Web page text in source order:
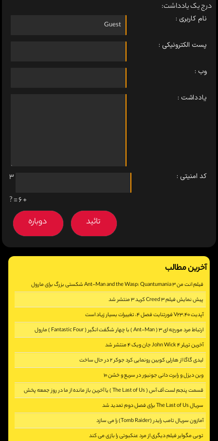
درج یک یادداشت:
نام کاربری :
پست الکترونیکی :
وب :
یادداشت :
کد امنیتی :
3
+ 6 = ?
آخرین مطالب
فیلم انت من 3 Ant-Man and the Wasp: Quantumania شکستی بزرگ برای مارول
پیش نمایش فیلم Creed 3 کرید 3 منتشر شد
[2407]آپدیت V23.40 فورتنایت فصل 4، تغییرات بسیار زیاد است
[2968]ارتباط مرد مورچه ای 3 ( Ant-Man ) با چهار شگفت انگیر ( Fantastic Four ) مارول
[5331]آخرین تریلر John Wick 4 جان ویک 4 منتشر شد
[2386]لیدی گاگا از هارلی کویین رونمایی کرد جوکر 2 در حال ساخت
[2794]وین دیزل و رابرت دانی جونیور در سریع و خشن 10
[2349]
قسمت پنجم لست آف آس ( The Last of Us ) یا آخرین باز مانده از ما در روز جمعه پخش
می شود
[2570]
سریال The Last of Us برای فصل دوم تمدید شد
[2223]آمازون سریال تامب رایدر (Tomb Raider) را می سازد
توبی مگوایر فیلم دیگری از مرد عنکبوتی را بازی می کند